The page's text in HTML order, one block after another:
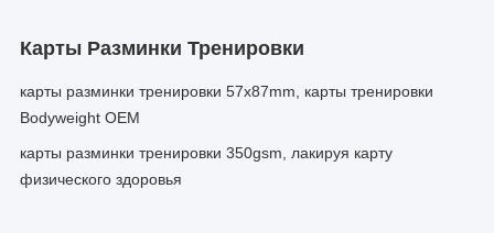
Карты Разминки Тренировки
карты разминки тренировки 57x87mm, карты тренировки
Bodyweight OEM
карты разминки тренировки 350gsm, лакируя карту
физического здоровья